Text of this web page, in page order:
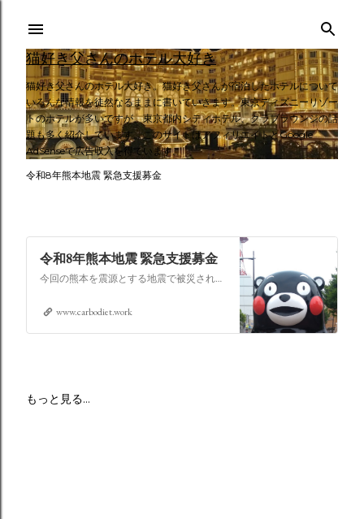
スキップしてメイン コンテンツに移動
猫好き父さんのホテル大好き
猫好き父さんのホテル大好き。猫好き父さんが宿泊したホテルについて
いろんな情報を徒然なるままに書いていきます。東京ディズニーリゾー
トのホテルが多いですが、東京都内シティホテル、クラブラウンジの話
題も多く紹介しています。このサイトはアフィリエイトとGoogle
AdSenseで広告収入を得ています。
令和8年熊本地震 緊急支援募金
令和8年熊本地震 緊急支援募金
今回の熊本を震源とする地震で被災された皆さままだまだ余震も続き大変な時間を過ごされていると思います。心よりお見舞い申し上げます
www.carbodiet.work
もっと見る…